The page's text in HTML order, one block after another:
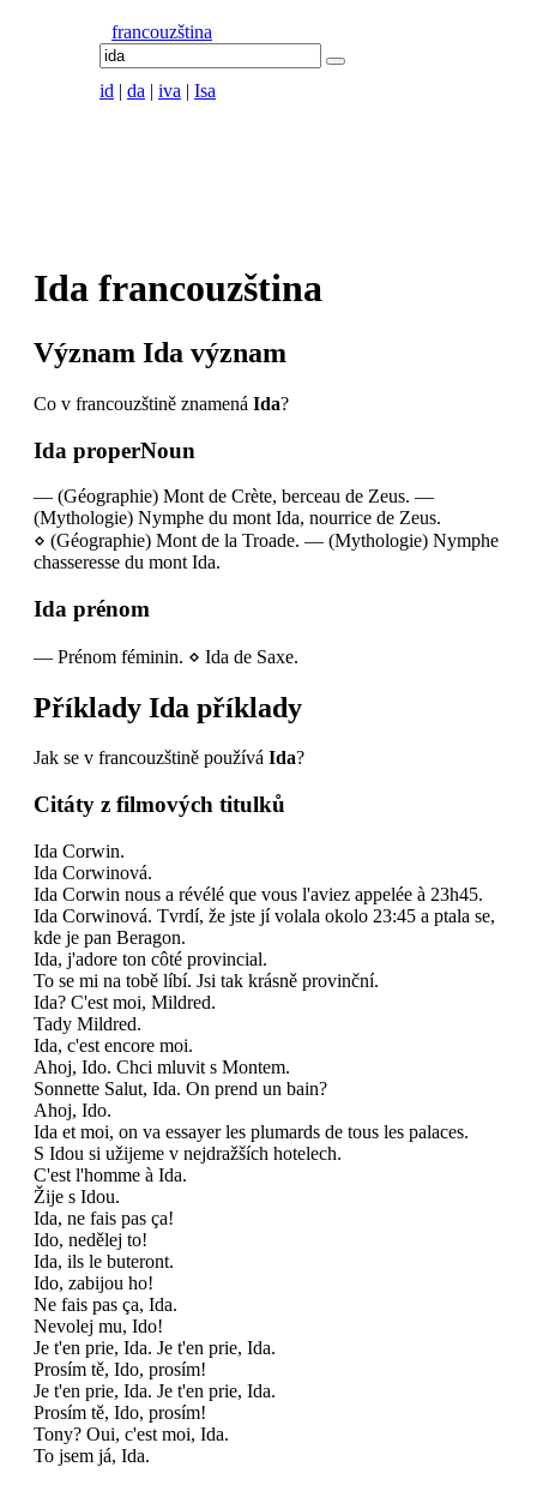
francouzština
id | da | iva | Isa
Ida francouzština
Význam Ida význam
Co v francouzštině znamená Ida?
Ida properNoun
— (Géographie) Mont de Crète, berceau de Zeus. —
(Mythologie) Nymphe du mont Ida, nourrice de Zeus.
⋄ (Géographie) Mont de la Troade. — (Mythologie) Nymphe
chasseresse du mont Ida.
Ida prénom
— Prénom féminin. ⋄ Ida de Saxe.
Příklady Ida příklady
Jak se v francouzštině používá Ida?
Citáty z filmových titulků
Ida Corwin.
Ida Corwinová.
Ida Corwin nous a révélé que vous l'aviez appelée à 23h45.
Ida Corwinová. Tvrdí, že jste jí volala okolo 23:45 a ptala se,
kde je pan Beragon.
Ida, j'adore ton côté provincial.
To se mi na tobě líbí. Jsi tak krásně provinční.
Ida? C'est moi, Mildred.
Tady Mildred.
Ida, c'est encore moi.
Ahoj, Ido. Chci mluvit s Montem.
Sonnette Salut, Ida. On prend un bain?
Ahoj, Ido.
Ida et moi, on va essayer les plumards de tous les palaces.
S Idou si užijeme v nejdražších hotelech.
C'est l'homme à Ida.
Žije s Idou.
Ida, ne fais pas ça!
Ido, nedělej to!
Ida, ils le buteront.
Ido, zabijou ho!
Ne fais pas ça, Ida.
Nevolej mu, Ido!
Je t'en prie, Ida. Je t'en prie, Ida.
Prosím tě, Ido, prosím!
Je t'en prie, Ida. Je t'en prie, Ida.
Prosím tě, Ido, prosím!
Tony? Oui, c'est moi, Ida.
To jsem já, Ida.